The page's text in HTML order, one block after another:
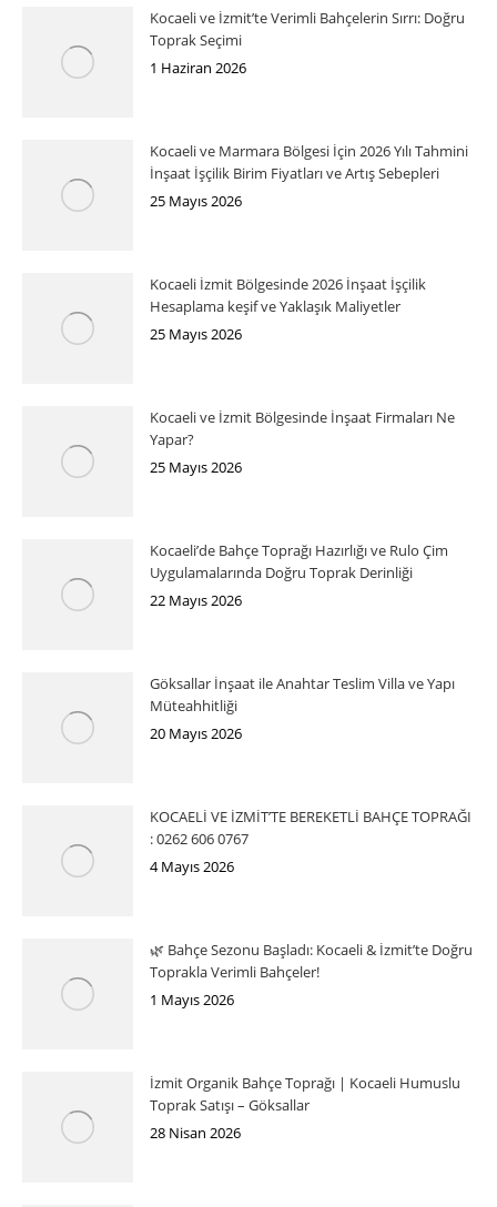
Kocaeli ve İzmit’te Verimli Bahçelerin Sırrı: Doğru
Toprak Seçimi
1 Haziran 2026
Kocaeli ve Marmara Bölgesi İçin 2026 Yılı Tahmini
İnşaat İşçilik Birim Fiyatları ve Artış Sebepleri
25 Mayıs 2026
Kocaeli İzmit Bölgesinde 2026 İnşaat İşçilik
Hesaplama keşif ve Yaklaşık Maliyetler
25 Mayıs 2026
Kocaeli ve İzmit Bölgesinde İnşaat Firmaları Ne
Yapar?
25 Mayıs 2026
Kocaeli’de Bahçe Toprağı Hazırlığı ve Rulo Çim
Uygulamalarında Doğru Toprak Derinliği
22 Mayıs 2026
Göksallar İnşaat ile Anahtar Teslim Villa ve Yapı
Müteahhitliği
20 Mayıs 2026
KOCAELİ VE İZMİT’TE BEREKETLİ BAHÇE TOPRAĞI
: 0262 606 0767
4 Mayıs 2026
🌿 Bahçe Sezonu Başladı: Kocaeli & İzmit’te Doğru
Toprakla Verimli Bahçeler!
1 Mayıs 2026
İzmit Organik Bahçe Toprağı | Kocaeli Humuslu
Toprak Satışı – Göksallar
28 Nisan 2026